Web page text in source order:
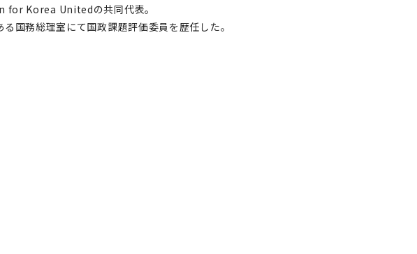
for Korea Unitedの共同代表。
国務総理室にて国政課題評価委員を歴任した。